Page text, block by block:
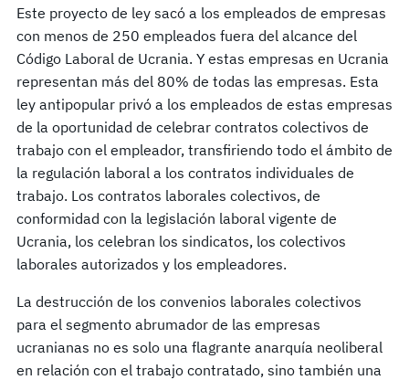
Este proyecto de ley sacó a los empleados de empresas
con menos de 250 empleados fuera del alcance del
Código Laboral de Ucrania. Y estas empresas en Ucrania
representan más del 80% de todas las empresas. Esta
ley antipopular privó a los empleados de estas empresas
de la oportunidad de celebrar contratos colectivos de
trabajo con el empleador, transfiriendo todo el ámbito de
la regulación laboral a los contratos individuales de
trabajo. Los contratos laborales colectivos, de
conformidad con la legislación laboral vigente de
Ucrania, los celebran los sindicatos, los colectivos
laborales autorizados y los empleadores.
La destrucción de los convenios laborales colectivos
para el segmento abrumador de las empresas
ucranianas no es solo una flagrante anarquía neoliberal
en relación con el trabajo contratado, sino también una